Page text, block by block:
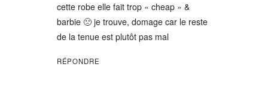
cette robe elle fait trop « cheap » &
barbie 🙁 je trouve, domage car le reste
de la tenue est plutôt pas mal
RÉPONDRE